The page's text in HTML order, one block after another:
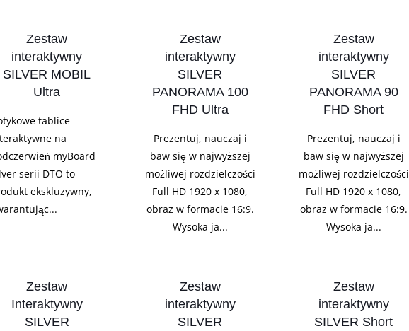
Zestaw
interaktywny
SILVER MOBIL
Ultra
tablice
na
myBoard
serii DTO to
ekskluzywny,
Zestaw
interaktywny
SILVER
PANORAMA 100
FHD Ultra
Prezentuj, nauczaj i
baw się w najwyższej
możliwej rozdzielczości
Full HD 1920 x 1080,
obraz w formacie 16:9.
Wysoka ja...
Zestaw
interaktywny
SILVER
PANORAMA 90
FHD Short
Prezentuj, nauczaj i
baw się w najwyższej
możliwej rozdzielczości
Full HD 1920 x 1080,
obraz w formacie 16:9.
Wysoka ja...
Zestaw
Interaktywny
SILVER
Zestaw
interaktywny
SILVER
Zestaw
interaktywny
SILVER Short